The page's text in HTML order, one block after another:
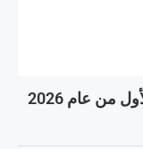
من عام 2026